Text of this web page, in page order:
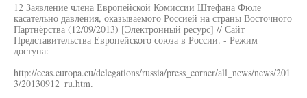
12 Заявление члена Европейской Комиссии Штефана Фюле
касательно давления, оказываемого Россией на страны Восточного
Партнёрства (12/09/2013) [Электронный ресурс] // Сайт
Представительства Европейского союза в России. - Режим
доступа:
http://eeas.europa.eu/delegations/russia/press_corner/all_news/news/201
3/20130912_ru.htm.